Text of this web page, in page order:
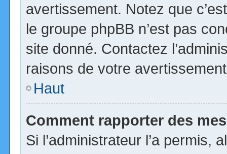
avertissement. Notez que
le groupe phpBB n’est pas
site donné. Contactez
raisons de votre
Haut
Comment rapporter des
Si l’administrateur l’a permis,